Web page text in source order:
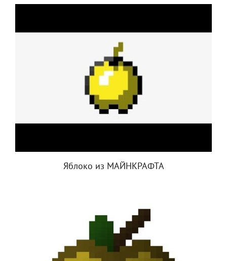
Яблоко из МАЙНКРАФТА